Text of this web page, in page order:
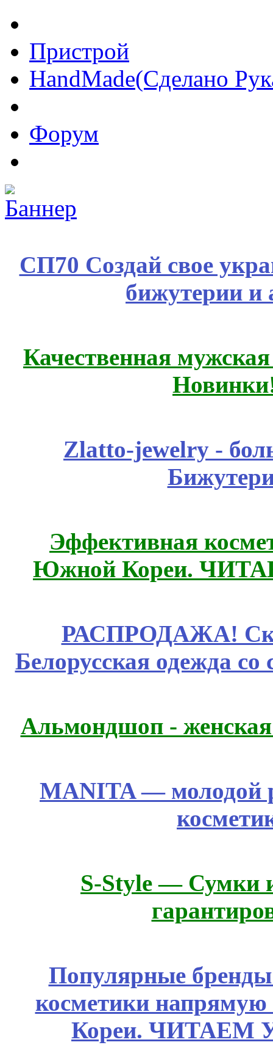
Пристрой
HandMade(Сделано
Форум
СП70 Создай свое
бижутерии и
Качественная
Zlatto-jewelry -
Эффективная
Южной Кореи.
РАСПРОДАЖА!
Белорусская одежда
Альмондшоп -
MANITA — молодой
S-Style — Сумки
Популярные
косметики
Кореи. ЧИТАЕМ